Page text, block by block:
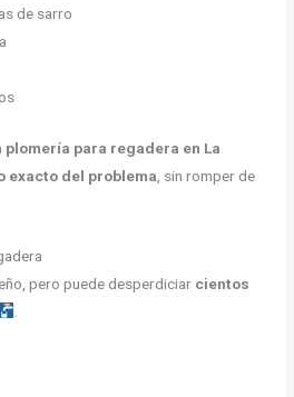
de sarro
plomería para regadera en La
exacto del problema , sin romper de
pero puede desperdiciar cientos